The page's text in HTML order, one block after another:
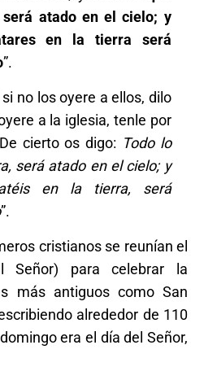
atado en el cielo; y
en la tierra será
”.
no los oyere a ellos, dilo
a la iglesia, tenle por
cierto os digo: Todo lo
será atado en el cielo; y
en la tierra, será
”.
cristianos se reunían el
Señor) para celebrar la
más antiguos como San
alrededor de 110
era el día del Señor,